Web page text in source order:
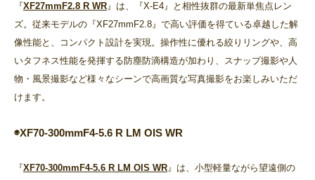
『XF27mmF2.8 R WR』は、『X-E4』と相性抜群の最新単焦点レン
ズ。従来モデルの『XF27mmF2.8』で高い評価を得ている卓越した解
像性能と、コンパクト設計を実現。操作性に優れる絞りリングや、高
いタフネス性能を発揮する防塵防滴構造が加わり、スナップ撮影や人
物・風景撮影など様々なシーンで高画質な写真撮影をお楽しみいただ
けます。
◉XF70-300mmF4-5.6 R LM OIS WR
『XF70-300mmF4-5.6 R LM OIS WR』は、小型軽量ながら望遠側の